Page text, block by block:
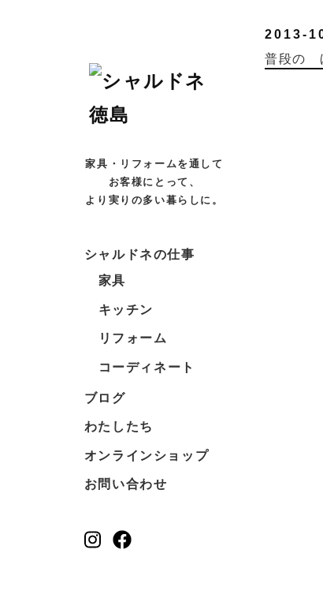
家具・リフォームを通して
お客様にとって、
より実りの多い暮らしに。
シャルドネの仕事
家具
キッチン
リフォーム
コーディネート
ブログ
わたしたち
オンラインショップ
お問い合わせ
2013-
普段の